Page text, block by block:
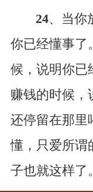
24、当你
你已经懂事了
候，说明你已
赚钱的时候，
还停留在那里
懂，只爱所谓
子也就这样了。